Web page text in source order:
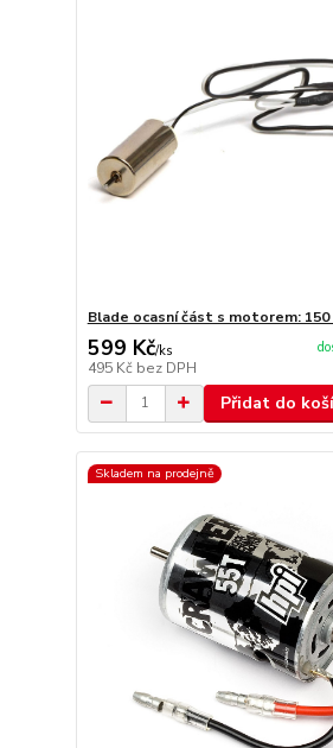
Blade ocasní část s motorem: 150
599 Kč/ks
495 Kč bez DPH
Přidat do
Skladem na prodejně